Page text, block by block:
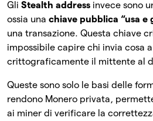
Gli Stealth address invece sono
ossia una chiave pubblica “usa e
una transazione. Questa chiave
impossibile capire chi invia cosa
crittograficamente il mittente al
Queste sono solo le basi delle
rendono Monero privata,
ai miner di verificare la